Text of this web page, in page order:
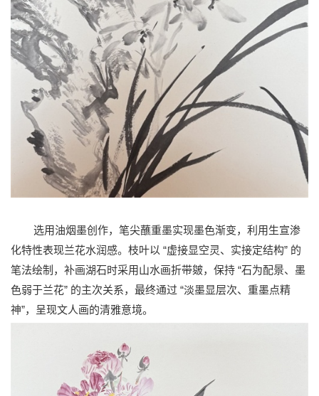
选用油烟墨创作，笔尖蘸重墨实现墨色渐变，利用生宣渗
化特性表现兰花水润感。枝叶以 “虚接显空灵、实接定结构” 的
笔法绘制，补画湖石时采用山水画折带皴，保持 “石为配景、墨
色弱于兰花” 的主次关系，最终通过 “淡墨显层次、重墨点精
神”，呈现文人画的清雅意境。